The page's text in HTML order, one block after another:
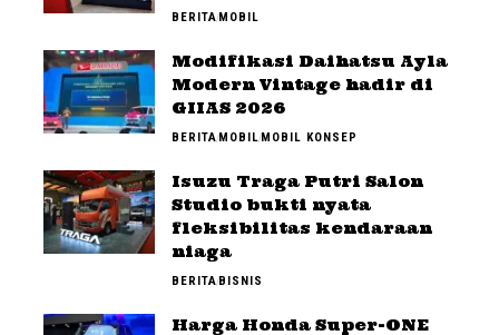
BERITAMOBIL
Modifikasi Daihatsu Ayla
Modern Vintage hadir di
GIIAS 2026
BERITAMOBILMOBIL KONSEP
Isuzu Traga Putri Salon
Studio bukti nyata
fleksibilitas kendaraan
niaga
BERITABISNIS
Harga Honda Super-ONE